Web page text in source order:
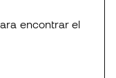
encontrar el